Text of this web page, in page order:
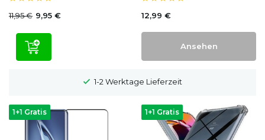
11,95 € 9,95 € 12,99 €
Ansehen
1-2 Werktage Lieferzeit
1+1 Gratis 1+1 Gratis